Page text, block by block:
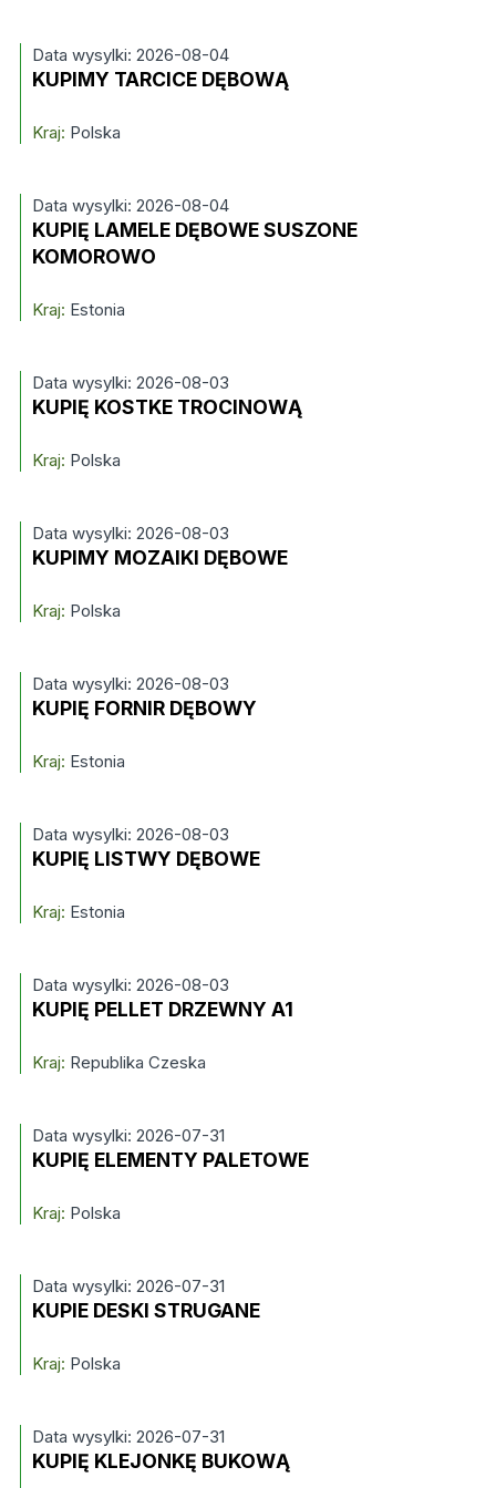
Data wysylki: 2026-08-04
KUPIMY TARCICE DĘBOWĄ
Kraj: Polska
Data wysylki: 2026-08-04
KUPIĘ LAMELE DĘBOWE SUSZONE
KOMOROWO
Kraj: Estonia
Data wysylki: 2026-08-03
KUPIĘ KOSTKE TROCINOWĄ
Kraj: Polska
Data wysylki: 2026-08-03
KUPIMY MOZAIKI DĘBOWE
Kraj: Polska
Data wysylki: 2026-08-03
KUPIĘ FORNIR DĘBOWY
Kraj: Estonia
Data wysylki: 2026-08-03
KUPIĘ LISTWY DĘBOWE
Kraj: Estonia
Data wysylki: 2026-08-03
KUPIĘ PELLET DRZEWNY A1
Kraj: Republika Czeska
Data wysylki: 2026-07-31
KUPIĘ ELEMENTY PALETOWE
Kraj: Polska
Data wysylki: 2026-07-31
KUPIE DESKI STRUGANE
Kraj: Polska
Data wysylki: 2026-07-31
KUPIĘ KLEJONKĘ BUKOWĄ